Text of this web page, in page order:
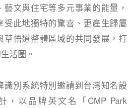
文與住宅等多元事業的能量，
此地獨特的驚喜、更產生歸屬
草悟道整體區域的共同發展，打
活圈。
識別系統特別邀請到台灣知名設
，以品牌英文名「CMP Park